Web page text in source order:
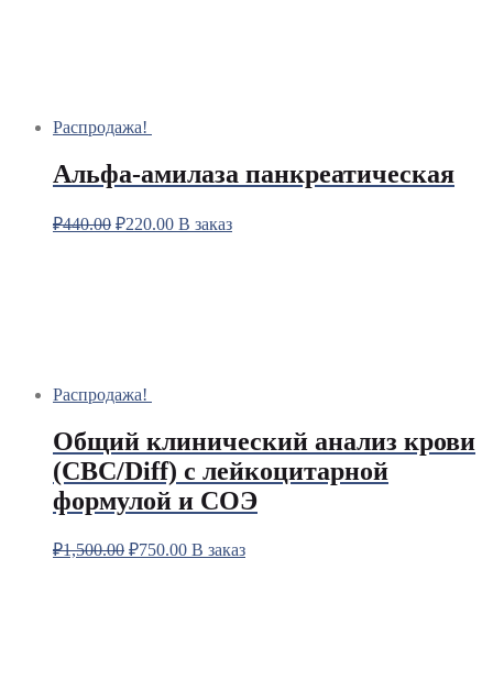
Распродажа!
Альфа-амилаза панкреатическая
₽440.00 ₽220.00 В заказ
Распродажа!
Общий клинический анализ крови
(CBC/Diff) с лейкоцитарной
формулой и СОЭ
₽1,500.00 ₽750.00 В заказ